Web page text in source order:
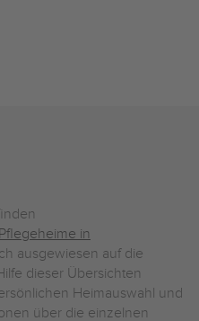
in
ausgewiesen auf die
dieser Übersichten
Heimauswahl und
über die einzelnen